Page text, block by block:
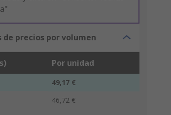
de precios por volumen
Por unidad
49,17 €
46,72 €